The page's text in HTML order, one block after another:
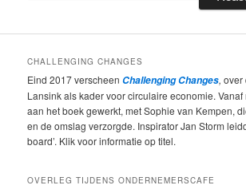
CHALLENGING CHANGES
Eind 2017 verscheen Challenging Changes, over
Lansink als kader voor circulaire economie.
aan het boek gewerkt, met Sophie van Kempen,
en de omslag verzorgde. Inspirator Jan Storm
board’. Klik voor informatie op titel.
OVERLEG TIJDENS ONDERNEMERSCAFE